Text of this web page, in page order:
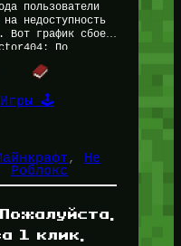
пользователи
недоступность
Вот график сбоев
По
не работает…
Игры 🕹️
, Не
Роблокс
1 клик,